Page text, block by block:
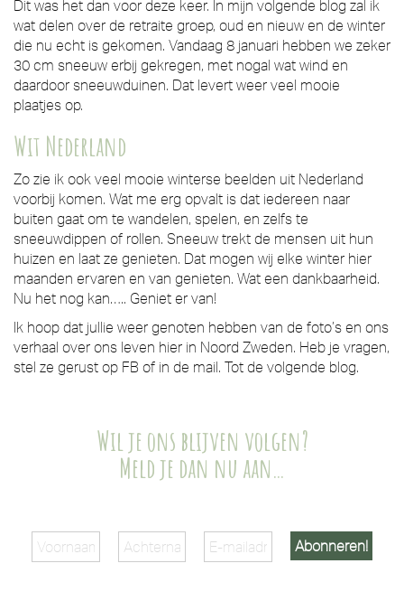
Dit was het dan voor deze keer. In mijn volgende blog zal ik
wat delen over de retraite groep, oud en nieuw en de winter
die nu echt is gekomen. Vandaag 8 januari hebben we zeker
30 cm sneeuw erbij gekregen, met nogal wat wind en
daardoor sneeuwduinen. Dat levert weer veel mooie
plaatjes op.
Wit Nederland
Zo zie ik ook veel mooie winterse beelden uit Nederland
voorbij komen. Wat me erg opvalt is dat iedereen naar
buiten gaat om te wandelen, spelen, en zelfs te
sneeuwdippen of rollen. Sneeuw trekt de mensen uit hun
huizen en laat ze genieten. Dat mogen wij elke winter hier
maanden ervaren en van genieten. Wat een dankbaarheid.
Nu het nog kan….. Geniet er van!
Ik hoop dat jullie weer genoten hebben van de foto’s en ons
verhaal over ons leven hier in Noord Zweden. Heb je vragen,
stel ze gerust op FB of in de mail. Tot de volgende blog.
Wil je ons blijven volgen?
Meld je dan nu aan…